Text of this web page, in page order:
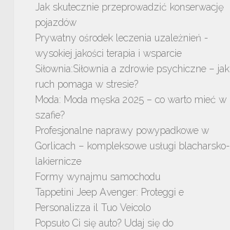
Jak skutecznie przeprowadzić konserwację
pojazdów
Prywatny ośrodek leczenia uzależnień -
wysokiej jakości terapia i wsparcie
Siłownia:Siłownia a zdrowie psychiczne – jak
ruch pomaga w stresie?
Moda: Moda męska 2025 – co warto mieć w
szafie?
Profesjonalne naprawy powypadkowe w
Gorlicach – kompleksowe usługi blacharsko-
lakiernicze
Formy wynajmu samochodu
Tappetini Jeep Avenger: Proteggi e
Personalizza il Tuo Veicolo
Popsuło Ci się auto? Udaj się do